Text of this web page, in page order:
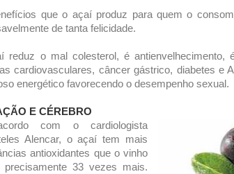
que o açaí produz para quem o
de tanta felicidade.
reduz o mal colesterol, é antienvelhecimento,
cardiovasculares, câncer gástrico, diabetes e
energético favorecendo o desempenho sexual.
E CÉREBRO
com o cardiologista
Alencar, o açaí tem mais
antioxidantes que o vinho
precisamente 33 vezes mais.